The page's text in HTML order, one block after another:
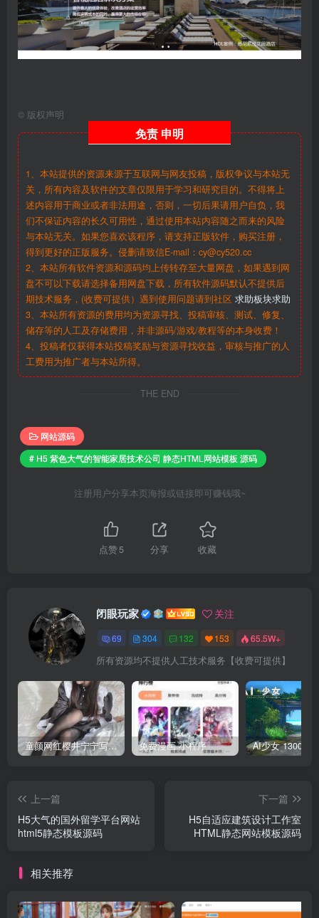
© 版权声明
免责 申明
1、本站提供的资源来源于互联网与网友投稿，版权争议与本站无
关，所有内容及软件的文章仅限用于学习和研究目的。不得将上
述内容用于商业或者非法用途，否则，一切后果请用户自负，我
们不保证内容的长久可用性，通过使用本站内容随之而来的风险
与本站无关。如果您喜欢该程序，请支持正版软件，购买注册，
得到更好的正版服务。侵删请致信E-mail：cy@cy520.cc
2、本站所有软件资源和源码均上传转存至大量网盘，如果遇到网
盘不可以下载请选择备用网盘下载，所有软件源码默认不提供后
期技术服务，(收费可提供）遇到使用问题请到社区 求助板块求助
3、本站所有资源的费用均为资源寻找、投稿审核、测试、修复、
储存等的人工及存储费用，并非源码/游戏/教程等的本身收费！
4、投稿者仅获得本站投稿奖励与资源寻找收益，审核与推广的人
工费用为推广者与本站所得。
THE END
网站源码
# H5 紫色大气的智能家居技术公司 静态HTML网站模板 源码
注册用户分享本页海报或链接即可赚钱哦~
点赞5 分享 收藏
闭眼玩家 关注
69 304 132 153 65.5W+
所有资源均不提供人工技术服务【收费可提供】
童颜网红樱井宁宁写真集套图 免费漫画 小程序
上一篇
H5大气的国外留学平台网站
html5静态模板源码
下一篇
H5自适应建筑设计工作室
HTML静态网站模板源码
相关推荐